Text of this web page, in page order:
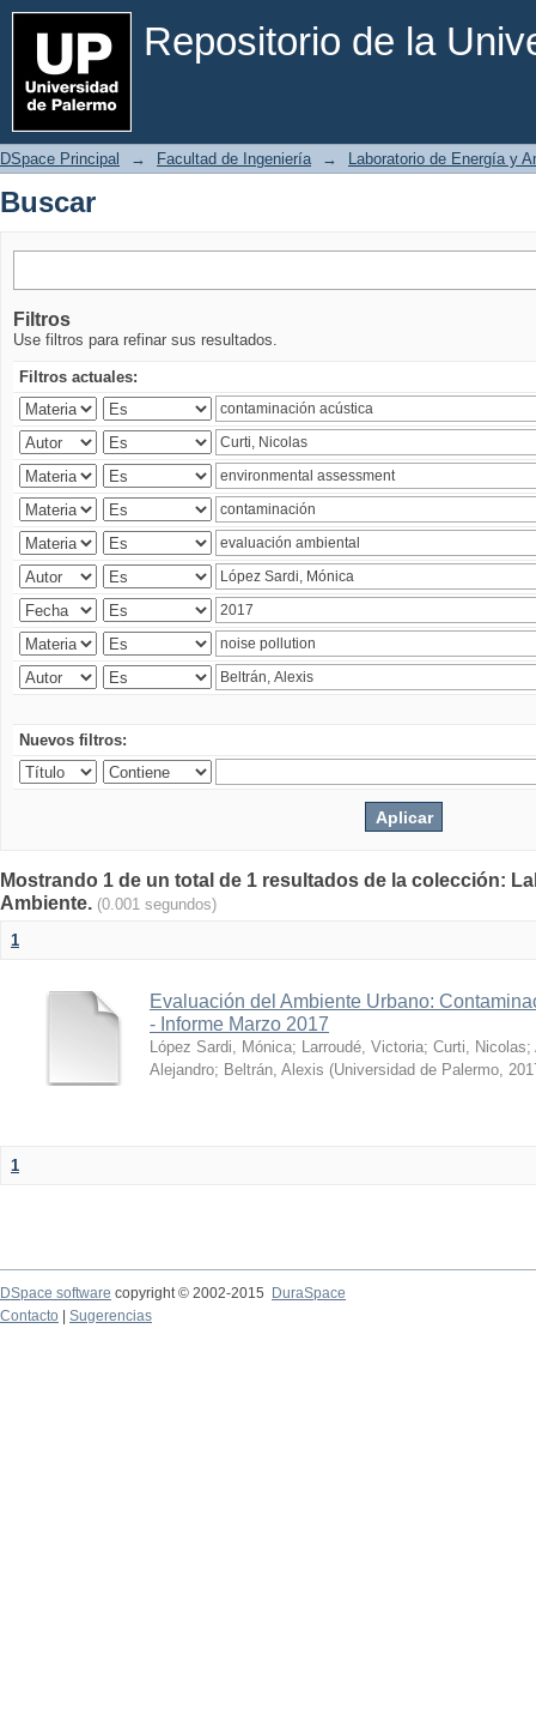
Repositorio de la
Buscar
DSpace Principal → Facultad de Ingeniería → Laboratorio de Energía y
Buscar
Filtros
Use filtros para refinar sus resultados.
Filtros actuales:
Nuevos filtros:
Mostrando 1 de un total de 1 resultados de la colección:
Ambiente. (0.001 segundos)
1
Evaluación del Ambiente Urbano:
- Informe Marzo 2017
López Sardi, Mónica; Larroudé, Victoria; Curti, Nicolas;
Alejandro; Beltrán, Alexis (Universidad de Palermo,
1
DSpace software copyright © 2002-2015
DuraSpace
Contacto
Sugerencias